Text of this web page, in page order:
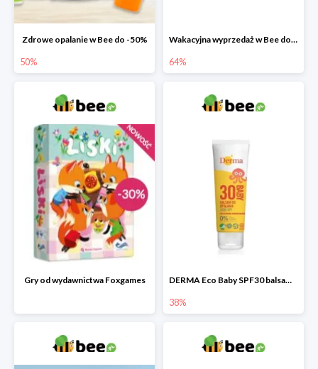
Zdrowe opalanie w Bee do -50%
50%
Wakacyjna wyprzedaż w Bee do -64%
64%
Gry od wydawnictwa Foxgames DERMA Eco Baby SPF30 balsam przeciwsłoneczny dla dzieci
38%